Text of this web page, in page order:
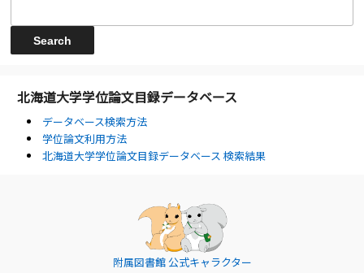
北海道大学学位論文目録データベース
データベース検索方法
学位論文利用方法
北海道大学学位論文目録データベース 検索結果
附属図書館 公式キャラクター